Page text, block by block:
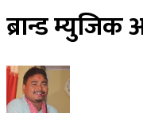
ब्रान्ड म्युजिक